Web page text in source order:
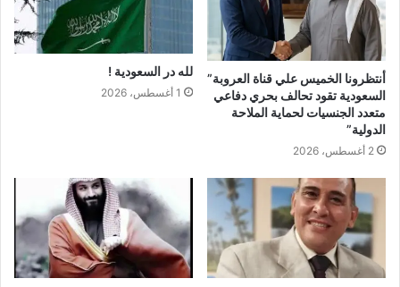
أنتظرونا الخميس علي قناة العروبة”
السعودية تقود تحالف بحري دفاعي
متعدد الجنسيات لحماية الملاحة
الدولية”
2 أغسطس، 2026
لله در السعودية !
1 أغسطس، 2026